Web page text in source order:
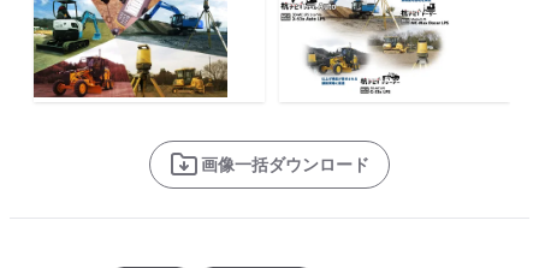
画像一括ダウンロード